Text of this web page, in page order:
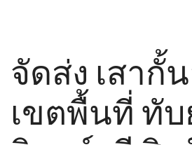
จัดส่ง เสากั้
เขตพื้นที่ ทับ